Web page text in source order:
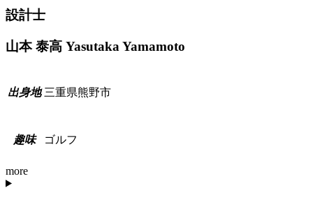
設計士
山本 泰高 Yasutaka Yamamoto
出身地 三重県熊野市
趣味 ゴルフ
more